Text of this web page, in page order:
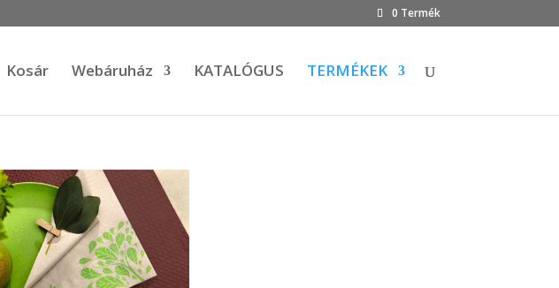
0 Termék
Kosár Webáruház KATALÓGUS TERMÉKEK